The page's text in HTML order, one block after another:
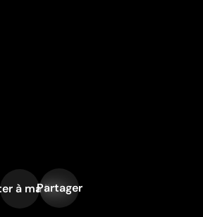
à ma liste
Partager